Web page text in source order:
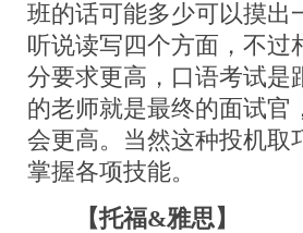
班的话可能多少可以摸出
听说读写四个方面，不过
分要求更高，口语考试是
的老师就是最终的面试官
会更高。当然这种投机取
掌握各项技能。
【托福&雅思】